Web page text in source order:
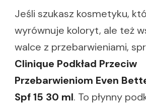
Jeśli szukasz kosmetyku,
wyrównuje koloryt, ale też
walce z przebarwieniami,
Clinique Podkład Przeciw
Przebarwieniom Even
Spf 15 30 ml. To płynny